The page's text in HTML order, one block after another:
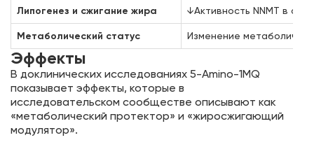
Липогенез и сжигание жира ↓Активность NNMT в
Метаболический статус Изменение
Эффекты
В доклинических исследованиях 5-Amino-1MQ
показывает эффекты, которые в
исследовательском сообществе описывают как
«метаболический протектор» и «жиросжигающий
модулятор».